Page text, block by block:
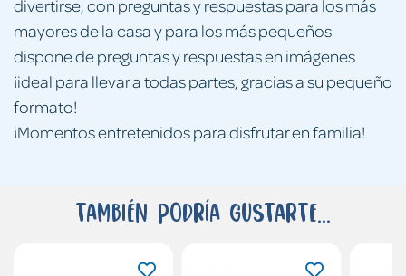
divertirse, con preguntas y respuestas para los más
mayores de la casa y para los más pequeños
dispone de preguntas y respuestas en imágenes
¡ideal para llevar a todas partes, gracias a su pequeño
formato!
¡Momentos entretenidos para disfrutar en familia!
También podría gustarte...